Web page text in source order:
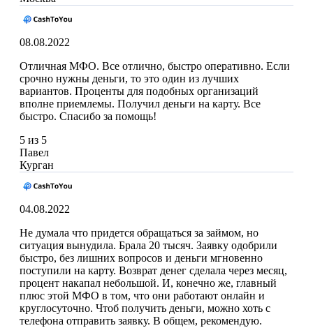
08.08.2022
Отличная МФО. Все отлично, быстро оперативно. Если
срочно нужны деньги, то это один из лучших
вариантов. Проценты для подобных организаций
вполне приемлемы. Получил деньги на карту. Все
быстро. Спасибо за помощь!
5 из 5
Павел
Курган
04.08.2022
Не думала что придется обращаться за займом, но
ситуация вынудила. Брала 20 тысяч. Заявку одобрили
быстро, без лишних вопросов и деньги мгновенно
поступили на карту. Возврат денег сделала через месяц,
процент накапал небольшой. И, конечно же, главный
плюс этой МФО в том, что они работают онлайн и
круглосуточно. Чтоб получить деньги, можно хоть с
телефона отправить заявку. В общем, рекомендую.